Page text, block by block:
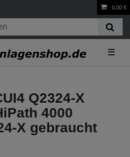
0,00 €
☰
Q2324-X
4000
X gebraucht